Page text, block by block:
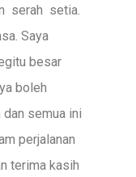
serah setia.
Saya
besar
boleh
semua ini
perjalanan
terima kasih